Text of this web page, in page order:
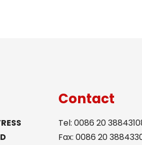
Contact
Tel: 0086 20
Fax: 0086 20